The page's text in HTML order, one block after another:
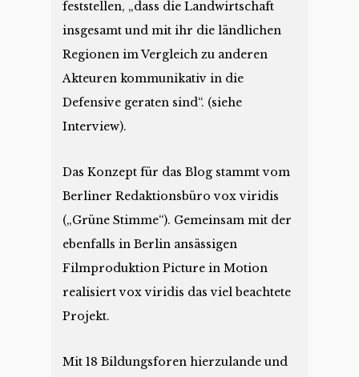
feststellen, „dass die Landwirtschaft
insgesamt und mit ihr die ländlichen
Regionen im Vergleich zu anderen
Akteuren kommunikativ in die
Defensive geraten sind“. (siehe
Interview).
Das Konzept für das Blog stammt vom
Berliner Redaktionsbüro vox viridis
(„Grüne Stimme“). Gemeinsam mit der
ebenfalls in Berlin ansässigen
Filmproduktion Picture in Motion
realisiert vox viridis das viel beachtete
Projekt.
Mit 18 Bildungsforen hierzulande und